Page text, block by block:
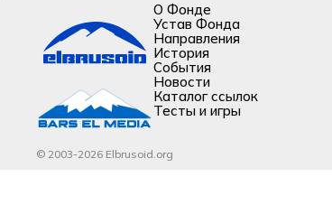
О Фонде
Устав Фонда
Направления
История
События
Новости
Каталог ссылок
Тесты и игры
© 2003-2026 Elbrusoid.org